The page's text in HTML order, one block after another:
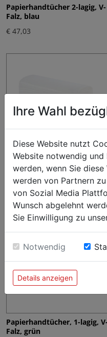
Papierhandtücher 2-lagig, V-
Falz, blau
€ 47,03
Papierhandtücher 2-lagig, Z-
Falz, hochweiß
Papierhandtücher, 1-lagig, V-
Falz, grün
Ihre Wahl
Diese Website nutzt
Website notwendig
werden, wenn Sie
werden von Partnern
von Sozial Media
Wunsch abgelehnt
Sie Einwilligung zu
Notwendig
Details anzeigen